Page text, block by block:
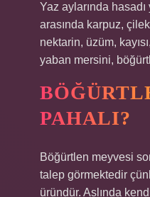
Yaz aylarında
arasında karpuz,
nektarin, üzüm,
yaban mersini,
PAHALI?
Böğürtlen meyvesi
talep görmektedir
üründür. Aslında